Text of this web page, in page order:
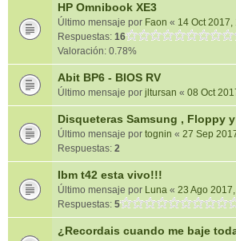
HP Omnibook XE3
Último mensaje por Faon « 14 Oct 2017,
Respuestas: 16
Valoración: 0.78%
Abit BP6 - BIOS RV
Último mensaje por jltursan « 08 Oct
Disqueteras Samsung , Floppy
Último mensaje por tognin « 27 Sep
Respuestas: 2
Ibm t42 esta vivo!!!
Último mensaje por Luna « 23 Ago
Respuestas: 5
¿Recordais cuando me baje